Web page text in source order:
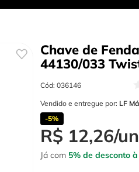
Chave de
44130/033
Cód: 036146
Vendido e entregue por: LF
-5%
R$ 12,26/un
Já com 5% de desconto